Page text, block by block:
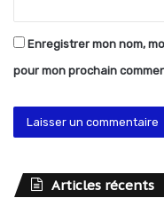
Enregistrer mon nom,
pour mon prochain
Articles récents